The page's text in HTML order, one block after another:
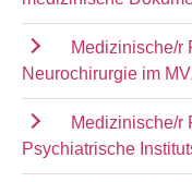
Medizinische/r
Neurochirurgie im
Medizinische/r
Psychiatrische